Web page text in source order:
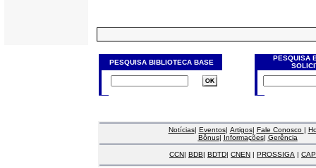
PESQUISA BIBLIOTECA BASE
PESQUISA
Notícias| Eventos| Artigos| Fale Conosco |
Bônus| Informações| Gerência
CCN| BDB| BDTD| CNEN | PROSSIGA |